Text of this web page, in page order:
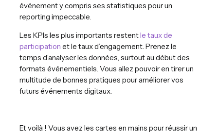
événement y compris ses statistiques pour un
reporting impeccable.
Les KPIs les plus importants restentle taux de
participation et le taux d’engagement. Prenez le
temps d’analyser les données, surtout au début des
formats événementiels. Vous allez pouvoir en tirer un
multitude de bonnes pratiques pour améliorer vos
futurs événements digitaux.
Et voilà ! Vous avez les cartes en mains pour réussir un